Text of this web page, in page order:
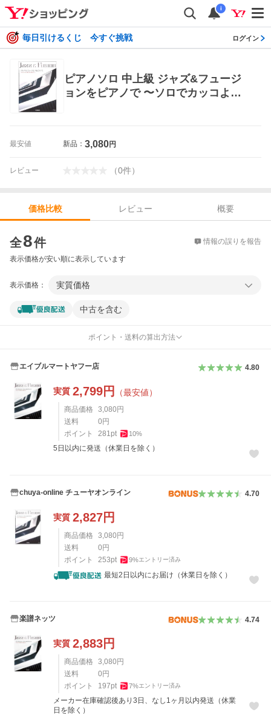
i
毎日引けるくじ 今すぐ挑戦 ログイン
ピアノソロ 中上級 ジャズ&フュージ
ョンをピアノで 〜ソロでカッコよく
最安値 新品： 3,080円
レビュー （0件）
価格比較 レビュー
概要
全8件 情報の誤りを報告
表示価格が安い順に表示しています
表示価格： 実質価格
中古を含む
ポイント・送料の算出方法
エイブルマートヤフー店 4.80
実質 2,799円 （最安値）
商品価格 3,080 円
送料
0 円
ポイント
281pt 10%
5日以内に発送（休業日を除く）
chuya-online チューヤオンライン 4.70
実質 2,827円
商品価格 3,080 円
送料
0 円
ポイント
253pt 9%エントリー済み
最短2日以内にお届け（休業日を除く）
楽譜ネッツ 4.74
実質 2,883円
商品価格 3,080 円
送料
0 円
ポイント
197pt 7%エントリー済み
メーカー在庫確認後あり3日、なし1ヶ月以内発送（休業
日を除く）